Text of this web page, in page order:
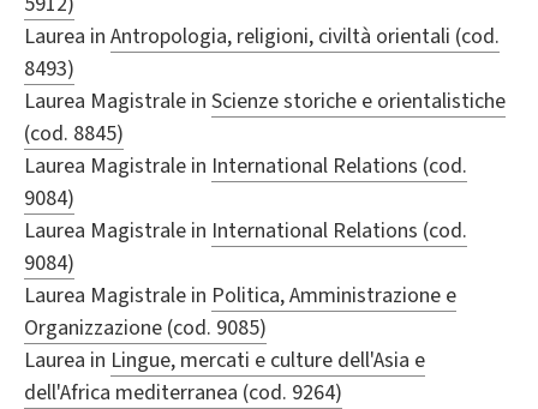
Laurea in Antropologia, religioni, civiltà orientali (cod.
8493)
Laurea Magistrale in Scienze storiche e orientalistiche
(cod. 8845)
Laurea Magistrale in International Relations (cod.
9084)
Laurea Magistrale in International Relations (cod.
9084)
Laurea Magistrale in Politica, Amministrazione e
Organizzazione (cod. 9085)
Laurea in Lingue, mercati e culture dell'Asia e
dell'Africa mediterranea (cod. 9264)